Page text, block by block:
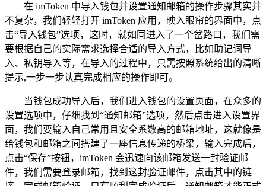
在 imToken 中导入钱包并设置通知邮箱的操作步骤其实并
不复杂，我们轻轻打开 imToken 应用，映入眼帘的界面中，点
击“导入钱包”选项，这时，就如同进入了一个岔路口，我们需
要根据自己的实际需求选择合适的导入方式，比如助记词导
入、私钥导入等，在导入的过程中，只需按照系统给出的清晰
提示,一步一步认真完成相应的操作即可。
当钱包成功导入后，我们进入钱包的设置页面，在众多的
设置选项中，仔细找到“通知邮箱”选项，然后点击进入设置界
面，我们要输入自己常用且安全系数高的邮箱地址，这就像是
给钱包和邮箱之间搭建了一座信息传递的桥梁，输入完成后，
点击“保存”按钮，imToken 会迅速向该邮箱发送一封验证邮
件，我们需要登录邮箱，找到这封验证邮件，点击其中的链